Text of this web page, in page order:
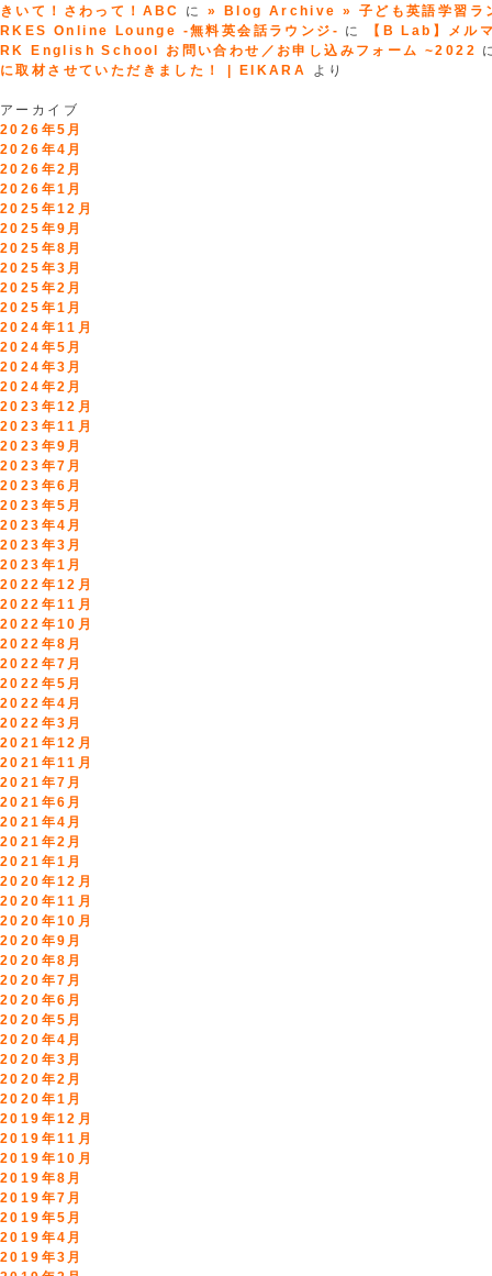
きいて！さわって！ABC
に» Blog Archive » 子ども英語学習ラ
RKES Online Lounge -無料英会話ラウンジ- に
【B Lab】メ
RK English School お問い合わせ／お申し込みフォーム ~2022
に取材させていただきました！ | EIKARA
より
アーカイブ
2026年5月
2026年4月
2026年2月
2026年1月
2025年12月
2025年9月
2025年8月
2025年3月
2025年2月
2025年1月
2024年11月
2024年5月
2024年3月
2024年2月
2023年12月
2023年11月
2023年9月
2023年7月
2023年6月
2023年5月
2023年4月
2023年3月
2023年1月
2022年12月
2022年11月
2022年10月
2022年8月
2022年7月
2022年5月
2022年4月
2022年3月
2021年12月
2021年11月
2021年7月
2021年6月
2021年4月
2021年2月
2021年1月
2020年12月
2020年11月
2020年10月
2020年9月
2020年8月
2020年7月
2020年6月
2020年5月
2020年4月
2020年3月
2020年2月
2020年1月
2019年12月
2019年11月
2019年10月
2019年8月
2019年7月
2019年5月
2019年4月
2019年3月